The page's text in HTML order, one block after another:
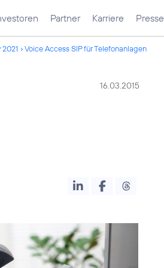
Partner Karriere Presse
2021 Voice Access SIP für Telefonanlagen
16.03.2015